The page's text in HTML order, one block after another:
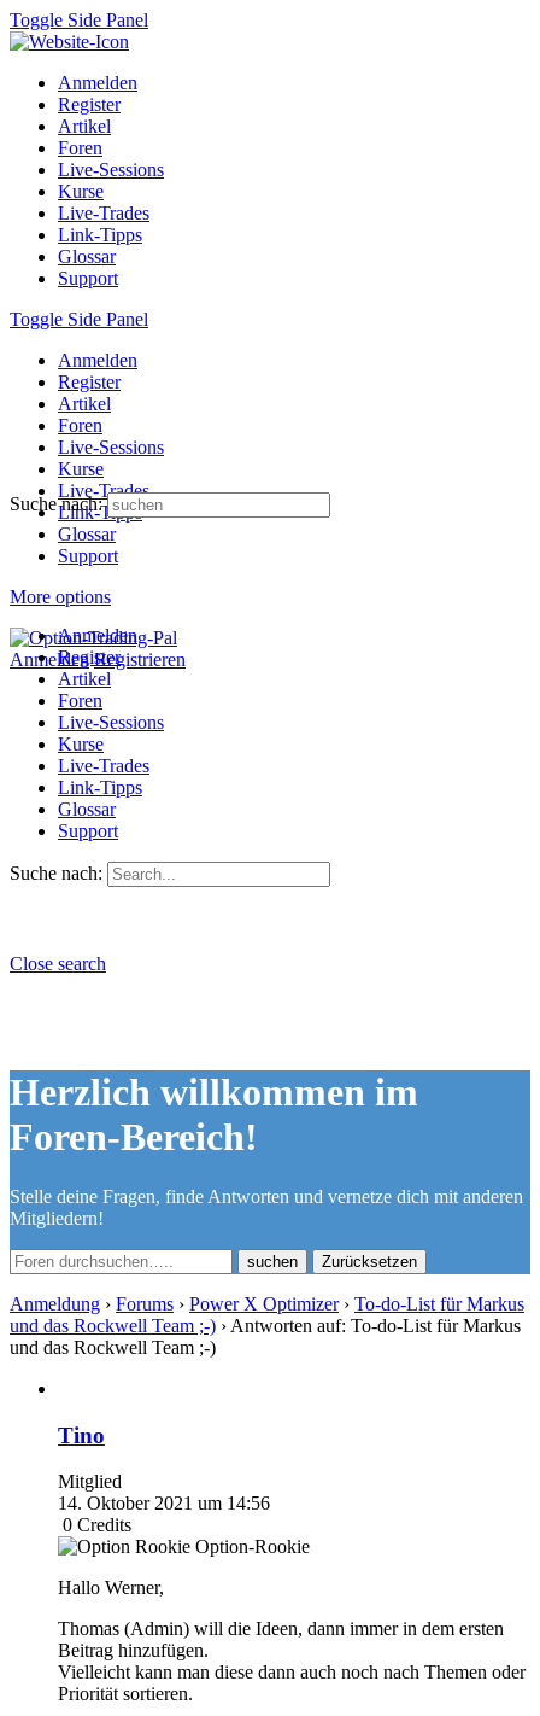
Toggle Side Panel
Anmelden
Register
Artikel
Foren
Live-Sessions
Kurse
Live-Trades
Link-Tipps
Glossar
Support
Toggle Side Panel
Anmelden
Register
Artikel
Foren
Live-Sessions
Kurse
Live-Trades
Link-Tipps
Glossar
Support
More options
Anmelden Registrieren
Suche nach:
Anmelden
Register
Artikel
Foren
Live-Sessions
Kurse
Live-Trades
Link-Tipps
Glossar
Support
Suche nach:
Close search
Herzlich willkommen im
Foren-Bereich!
Stelle deine Fragen, finde Antworten und vernetze dich mit anderen
Mitgliedern!
Zurücksetzen
Anmeldung › Forums › Power X Optimizer › To-do-List für Markus
und das Rockwell Team ;-) › Antworten auf: To-do-List für Markus
und das Rockwell Team ;-)
Tino
Mitglied
14. Oktober 2021 um 14:56
0 Credits
Option-Rookie
Hallo Werner,
Thomas (Admin) will die Ideen, dann immer in dem ersten
Beitrag hinzufügen.
Vielleicht kann man diese dann auch noch nach Themen oder
Priorität sortieren.